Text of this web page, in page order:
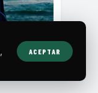
ACEPTAR